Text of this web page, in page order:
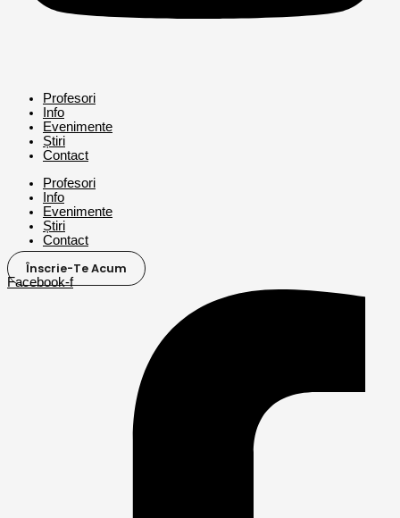
Profesori
Info
Evenimente
Știri
Contact
Profesori
Info
Evenimente
Știri
Contact
Înscrie-Te Acum
Facebook-f